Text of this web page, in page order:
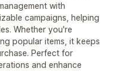
with
campaigns, helping
Whether you're
popular items, it keeps
Perfect for
and enhance